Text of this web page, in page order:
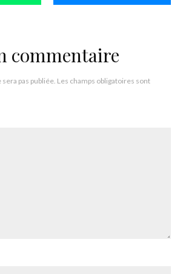
commentaire
pas publiée. Les champs obligatoires sont